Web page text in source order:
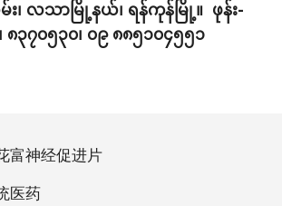
၊ လသာမြို့နယ်၊ ရန်ကုန်မြို့။  ဖုန်း-
၈၃၇၀၅၃၀၊ ၀၉ ၈၈၅၁၀၄၅၅၁
富神经促进片
医药